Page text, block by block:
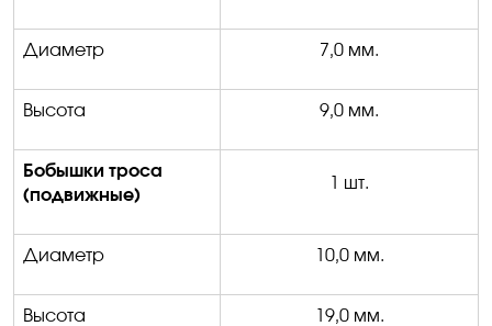
Диаметр 7,0 мм.
Высота 9,0 мм.
Бобышки троса
(подвижные)
1 шт.
Диаметр 10,0 мм.
Высота 19,0 мм.